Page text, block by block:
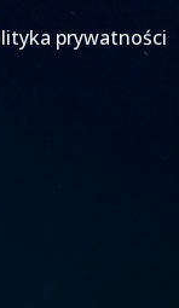
prywatności